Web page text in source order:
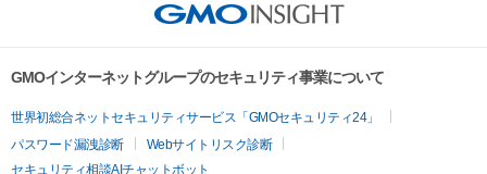
GMOインターネットグループのセキュリティ事業について
世界初総合ネットセキュリティサービス「GMOセキュリティ24」
パスワード漏洩診断
Webサイトリスク診断
セキュリティ相談AIチャットボット